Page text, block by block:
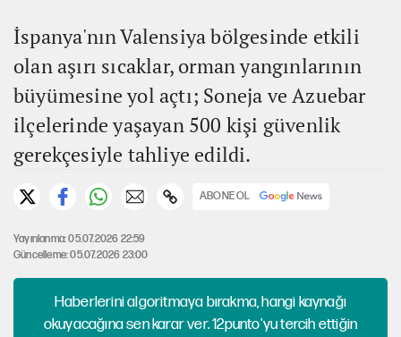
İspanya'nın Valensiya bölgesinde etkili
olan aşırı sıcaklar, orman yangınlarının
büyümesine yol açtı; Soneja ve Azuebar
ilçelerinde yaşayan 500 kişi güvenlik
gerekçesiyle tahliye edildi.
ABONE OL
Yayınlanma: 05.07.2026 22:59
Güncelleme: 05.07.2026 23:00
Haberlerini algoritmaya bırakma, hangi kaynağı
okuyacağına sen karar ver. 12punto'yu tercih ettiğin